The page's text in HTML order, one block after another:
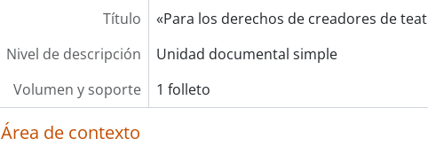
Título
«Para los derechos de creadores de
Nivel de descripción
Unidad documental simple
Volumen y soporte
1 folleto
Área de contexto